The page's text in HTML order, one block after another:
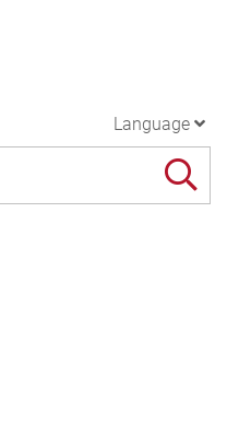
Language